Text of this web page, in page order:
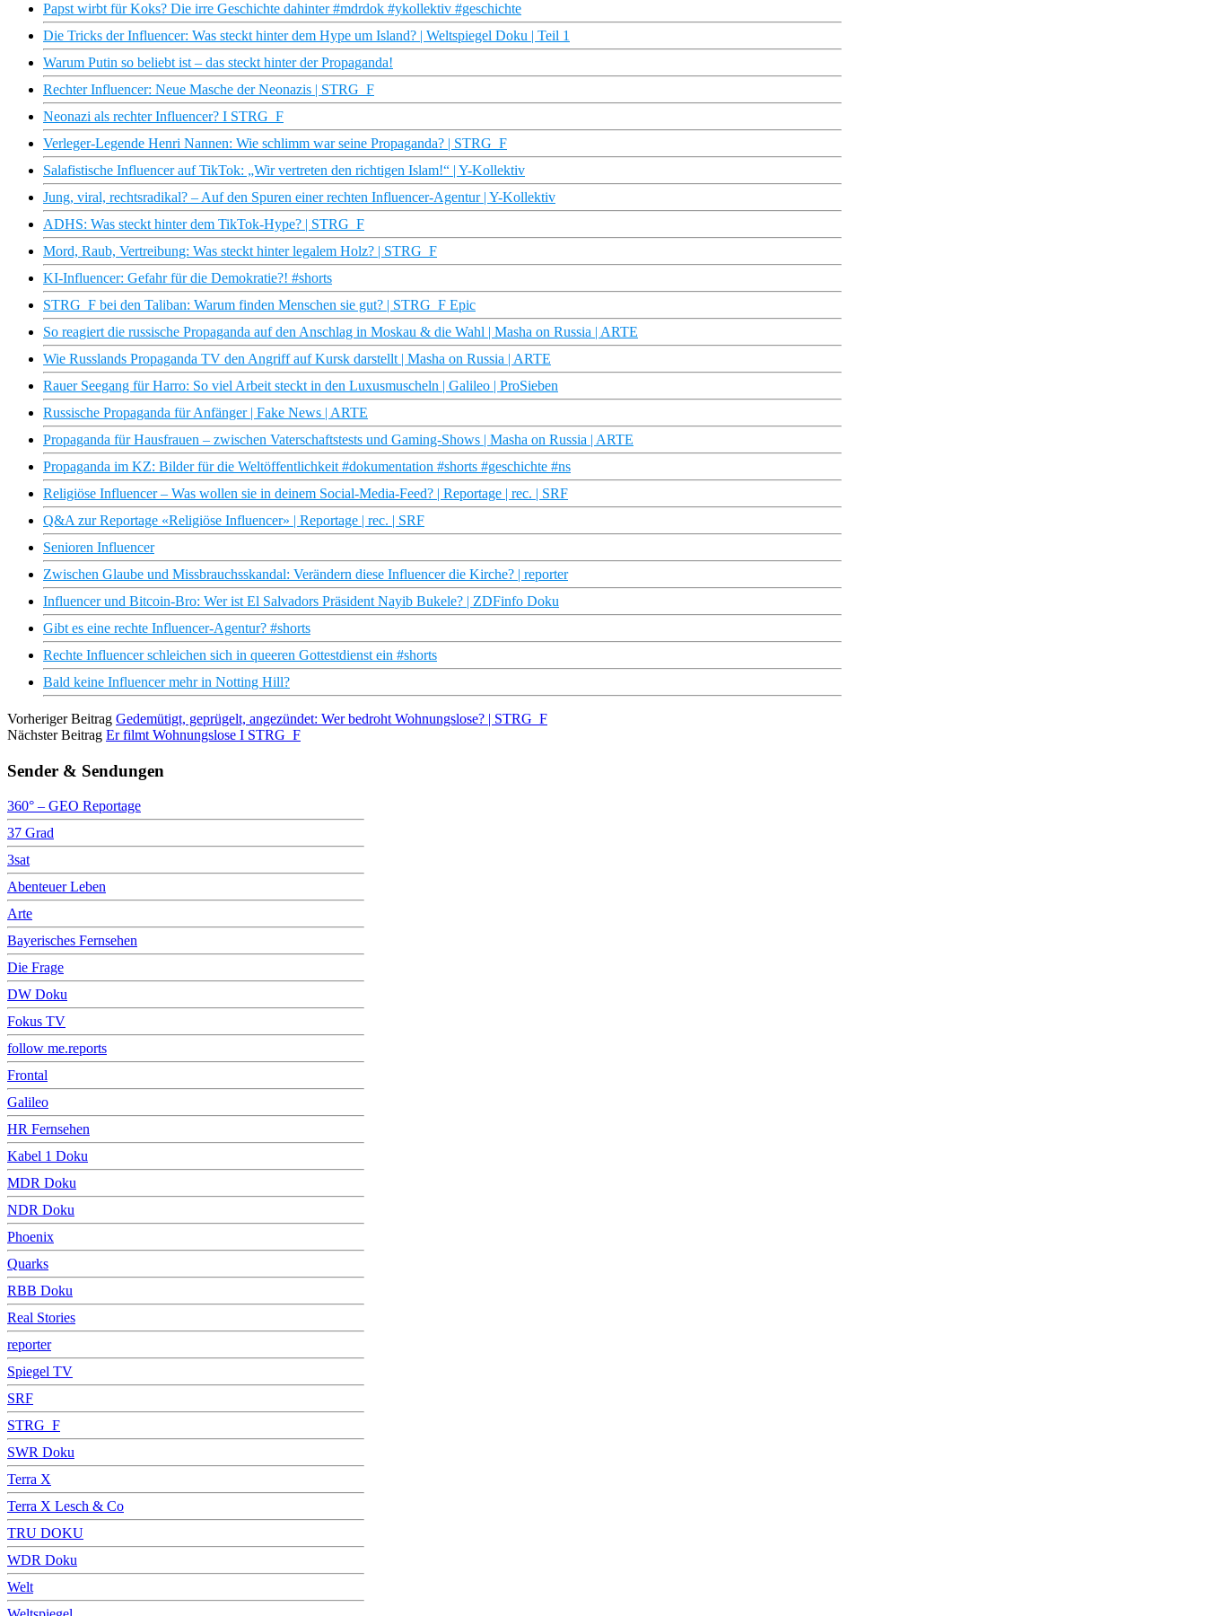
Papst wirbt für Koks? Die irre Geschichte dahinter #mdrdok #ykollektiv #geschichte
Die Tricks der Influencer: Was steckt hinter dem Hype um Island? | Weltspiegel Doku | Teil 1
Warum Putin so beliebt ist – das steckt hinter der Propaganda!
Rechter Influencer: Neue Masche der Neonazis | STRG_F
Neonazi als rechter Influencer? I STRG_F
Verleger-Legende Henri Nannen: Wie schlimm war seine Propaganda? | STRG_F
Salafistische Influencer auf TikTok: „Wir vertreten den richtigen Islam!“ | Y-Kollektiv
Jung, viral, rechtsradikal? – Auf den Spuren einer rechten Influencer-Agentur | Y-Kollektiv
ADHS: Was steckt hinter dem TikTok-Hype? | STRG_F
Mord, Raub, Vertreibung: Was steckt hinter legalem Holz? | STRG_F
KI-Influencer: Gefahr für die Demokratie?! #shorts
STRG_F bei den Taliban: Warum finden Menschen sie gut? | STRG_F Epic
So reagiert die russische Propaganda auf den Anschlag in Moskau & die Wahl | Masha on Russia | ARTE
Wie Russlands Propaganda TV den Angriff auf Kursk darstellt | Masha on Russia | ARTE
Rauer Seegang für Harro: So viel Arbeit steckt in den Luxusmuscheln | Galileo | ProSieben
Russische Propaganda für Anfänger | Fake News | ARTE
Propaganda für Hausfrauen – zwischen Vaterschaftstests und Gaming-Shows | Masha on Russia | ARTE
Propaganda im KZ: Bilder für die Weltöffentlichkeit #dokumentation #shorts #geschichte #ns
Religiöse Influencer – Was wollen sie in deinem Social-Media-Feed? | Reportage | rec. | SRF
Q&A zur Reportage «Religiöse Influencer» | Reportage | rec. | SRF
Senioren Influencer
Zwischen Glaube und Missbrauchsskandal: Verändern diese Influencer die Kirche? | reporter
Influencer und Bitcoin-Bro: Wer ist El Salvadors Präsident Nayib Bukele? | ZDFinfo Doku
Gibt es eine rechte Influencer-Agentur? #shorts
Rechte Influencer schleichen sich in queeren Gottestdienst ein #shorts
Bald keine Influencer mehr in Notting Hill?
Vorheriger Beitrag Gedemütigt, geprügelt, angezündet: Wer bedroht Wohnungslose? | STRG_F
Nächster Beitrag Er filmt Wohnungslose I STRG_F
Sender & Sendungen
360° – GEO Reportage
37 Grad
3sat
Abenteuer Leben
Arte
Bayerisches Fernsehen
Die Frage
DW Doku
Fokus TV
follow me.reports
Frontal
Galileo
HR Fernsehen
Kabel 1 Doku
MDR Doku
NDR Doku
Phoenix
Quarks
RBB Doku
Real Stories
reporter
Spiegel TV
SRF
STRG_F
SWR Doku
Terra X
Terra X Lesch & Co
TRU DOKU
WDR Doku
Welt